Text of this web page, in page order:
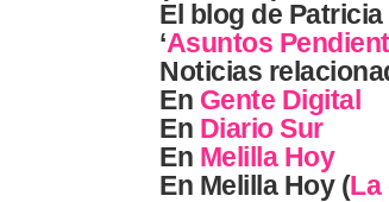
El blog de
‘Asuntos
Noticias
En Gente Digital
En Diario Sur
En Melilla Hoy
En Melilla Hoy (La